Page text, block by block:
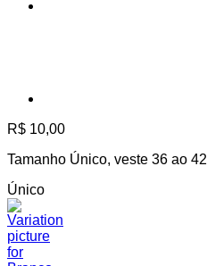
R$ 10,00
Tamanho Único, veste 36 ao 42
Único